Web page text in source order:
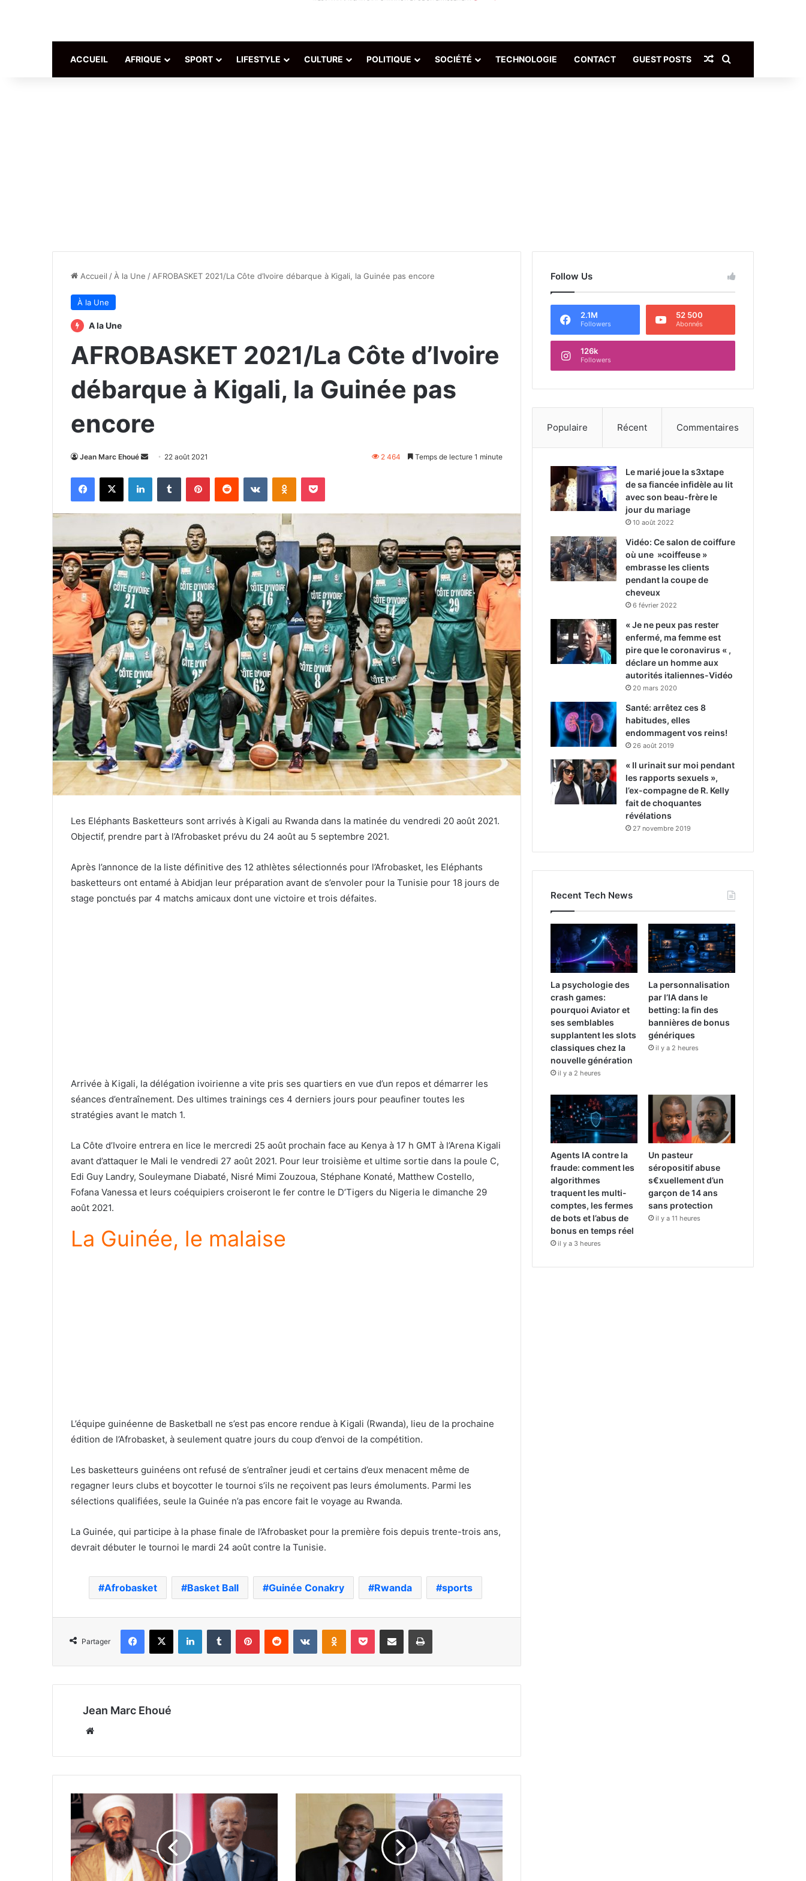
ACCUEIL AFRIQUE SPORT LIFESTYLE CULTURE POLITIQUE SOCIÉTÉ TECHNOLOGIE CONTACT GUEST POSTS Article Aléatoire
Accueil / À la Une / AFROBASKET 2021/La Côte d’Ivoire débarque à Kigali, la Guinée pas encore
À la Une
A la Une
AFROBASKET 2021/La Côte d’Ivoire
débarque à Kigali, la Guinée pas
encore
Jean Marc Ehoué
Envoyer
courriel
22 août 2021 2 464 Temps de lecture 1 minute
Facebook
X LinkedinTumblr PinterestReddit VKontakteOdnoklassniki
Pocket
Les Eléphants Basketteurs sont arrivés à Kigali au Rwanda dans la matinée du vendredi 20 août 2021.
Objectif, prendre part à l’Afrobasket prévu du 24 août au 5 septembre 2021.
Après l’annonce de la liste définitive des 12 athlètes sélectionnés pour l’Afrobasket, les Eléphants
basketteurs ont entamé à Abidjan leur préparation avant de s’envoler pour la Tunisie pour 18 jours de
stage ponctués par 4 matchs amicaux dont une victoire et trois défaites.
Arrivée à Kigali, la délégation ivoirienne a vite pris ses quartiers en vue d’un repos et démarrer les
séances d’entraînement. Des ultimes trainings ces 4 derniers jours pour peaufiner toutes les
stratégies avant le match 1.
La Côte d’Ivoire entrera en lice le mercredi 25 août prochain face au Kenya à 17 h GMT à l’Arena Kigali
avant d’attaquer le Mali le vendredi 27 août 2021. Pour leur troisième et ultime sortie dans la poule C,
Edi Guy Landry, Souleymane Diabaté, Nisré Mimi Zouzoua, Stéphane Konaté, Matthew Costello,
Fofana Vanessa et leurs coéquipiers croiseront le fer contre le D’Tigers du Nigeria le dimanche 29
août 2021.
La Guinée, le malaise
L’équipe guinéenne de Basketball ne s’est pas encore rendue à Kigali (Rwanda), lieu de la prochaine
édition de l’Afrobasket, à seulement quatre jours du coup d’envoi de la compétition.
Les basketteurs guinéens ont refusé de s’entraîner jeudi et certains d’eux menacent même de
regagner leurs clubs et boycotter le tournoi s’ils ne reçoivent pas leurs émoluments. Parmi les
sélections qualifiées, seule la Guinée n’a pas encore fait le voyage au Rwanda.
La Guinée, qui participe à la phase finale de l’Afrobasket pour la première fois depuis trente-trois ans,
devrait débuter le tournoi le mardi 24 août contre la Tunisie.
Afrobasket Basket Ball Guinée Conakry Rwanda sports
Partager
Facebook
X LinkedinTumblr PinterestReddit VKontakteOdnoklassniki
Pocket Partager par email Imprimer
Jean Marc Ehoué
Follow Us
2.1M
Followers
52 500
Abonnés
126k
Followers
Populaire Récent Commentaires
Le marié joue la s3xtape
de sa fiancée infidèle au lit
avec son beau-frère le
jour du mariage
10 août 2022
Vidéo: Ce salon de coiffure
où une »coiffeuse »
embrasse les clients
pendant la coupe de
cheveux
6 février 2022
« Je ne peux pas rester
enfermé, ma femme est
pire que le coronavirus « ,
déclare un homme aux
autorités italiennes-Vidéo
20 mars 2020
Santé: arrêtez ces 8
habitudes, elles
endommagent vos reins!
26 août 2019
« Il urinait sur moi pendant
les rapports sexuels »,
l’ex-compagne de R. Kelly
fait de choquantes
révélations
27 novembre 2019
Recent Tech News
La psychologie des
crash games:
pourquoi Aviator et
ses semblables
supplantent les slots
classiques chez la
nouvelle génération
il y a 2 heures
La personnalisation
par l’IA dans le
betting: la fin des
bannières de bonus
génériques
il y a 2 heures
Agents IA contre la
fraude: comment les
algorithmes
traquent les multi-
comptes, les fermes
de bots et l’abus de
bonus en temps réel
il y a 3 heures
Un pasteur
séropositif abuse
s€xuellement d’un
garçon de 14 ans
sans protection
il y a 11 heures